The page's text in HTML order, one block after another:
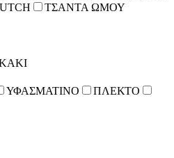
ΤΣΑΝΤΑ ΩΜΟΥ
ΥΦΑΣΜΑΤΙΝΟ
ΠΛΕΚΤΟ